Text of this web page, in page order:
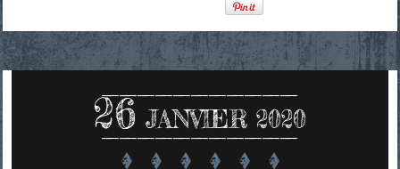
26 JANVIER 2020